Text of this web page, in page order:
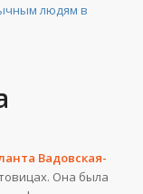
людям в
Вадовская-
Она была